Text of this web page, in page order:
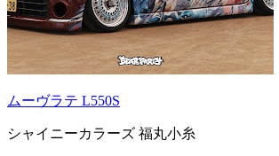
ムーヴラテ L550S
シャイニーカラーズ 福丸小糸